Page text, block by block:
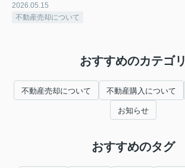
2026.05.15
不動産売却について
おすすめのカテゴリ
不動産売却について 不動産購入について
お知らせ
おすすめのタグ